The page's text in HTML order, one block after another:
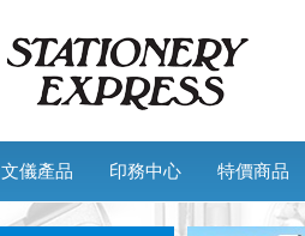
文儀產品 印務中心 特價商品